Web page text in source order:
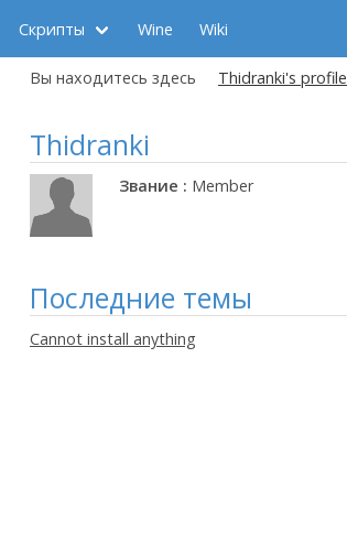
Скрипты Wine Wiki
Вы находитесь здесь Thidranki's profile
Thidranki
Звание : Member
Последние темы
Cannot install anything